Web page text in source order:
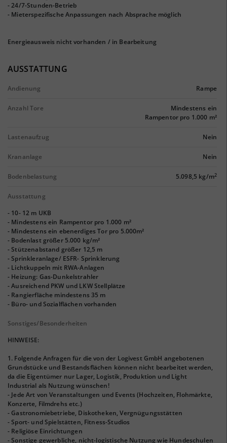
- 24/7-Stunden-Betrieb
- Mieterspezifische Anpassungen nach Absprache möglich
Energieausweis nicht vorhanden / in Bearbeitung
AUSSTATTUNG
Andienung Rampe
Anzahl Tore
Mindestens ein
Rampentor pro 1.000 m²
Lastenaufzug Nein
Krananlage Nein
Bodenbelastung 5.098,5 kg/m2
Ausstattung
- 10- 12 m UKB
- Mindestens ein Rampentor pro 1.000 m²
- Mindestens ein ebenerdiges Tor pro 5.000m²
- Bodenlast größer 5.000 kg/m²
- Stützenabstand größer 12,5 m
- Sprinkleranlage/ ESFR- Sprinklerung
- Lichtkuppeln mit RWA-Anlagen
- Heizung: Gas-Dunkelstrahler
- Ausreichend PKW und LKW Stellplätze
- Rangierfläche mindestens 35 m
- Büro- und Sozialflächen vorhanden
Sonstiges/Besonderheiten
HINWEISE:
1. Folgende Anfragen für die von der Logivest GmbH angebotenen
Grundstücke und Bestandsflächen können nicht bearbeitet werden,
da die Eigentümer nur Lager, Logistik, Produktion und Light
Industrial als Nutzung wünschen!
- Jede Art von Veranstaltungen und Events (Hochzeiten, Flohmärkte,
Konzerte, Filmdrehs etc.)
- Gastronomiebetriebe, Diskotheken, Vergnügungsstätten
- Sport- und Spielstätten, Fitness-Studios
- Religiöse Einrichtungen
- Sonstige gewerbliche, nicht-logistische Nutzung wie Hundeschulen